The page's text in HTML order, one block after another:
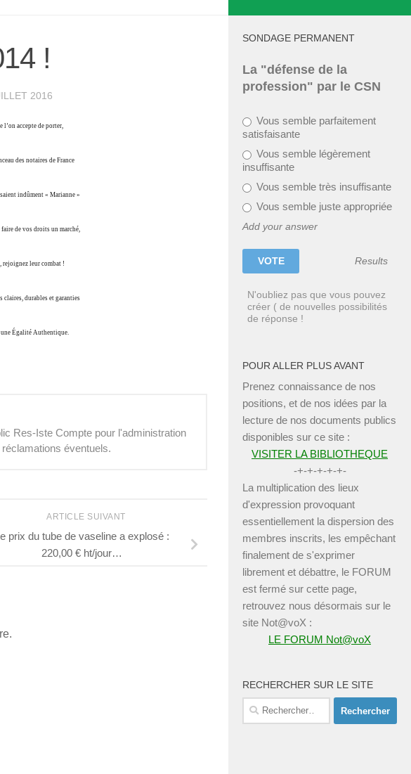
!
2016
l’on accepte de porter,
des notaires de France
indûment « Marianne »
de vos droits un marché,
rejoignez leur combat !
claires, durables et garanties
Égalité Authentique.
Res-Iste Compte pour l'administration
éventuels.
ARTICLE SUIVANT
prix du tube de vaseline a explosé :
220,00 € ht/jour…
SONDAGE PERMANENT
La "défense de la
profession" par le CSN
Vous semble parfaitement
satisfaisante
Vous semble légèrement
insuffisante
Vous semble très insuffisante
Vous semble juste appropriée
Add your answer
Results
N'oubliez pas que vous pouvez
créer ( de nouvelles possibilités
de réponse !
POUR ALLER PLUS AVANT
Prenez connaissance de nos
positions, et de nos idées par la
lecture de nos documents publics
disponibles sur ce site :
VISITER LA BIBLIOTHEQUE
-+-+-+-+-+-
La multiplication des lieux
d'expression provoquant
essentiellement la dispersion des
membres inscrits, les empêchant
finalement de s'exprimer
librement et débattre, le FORUM
est fermé sur cette page,
retrouvez nous désormais sur le
site Not@voX :
LE FORUM Not@voX
RECHERCHER SUR LE SITE
Rechercher :